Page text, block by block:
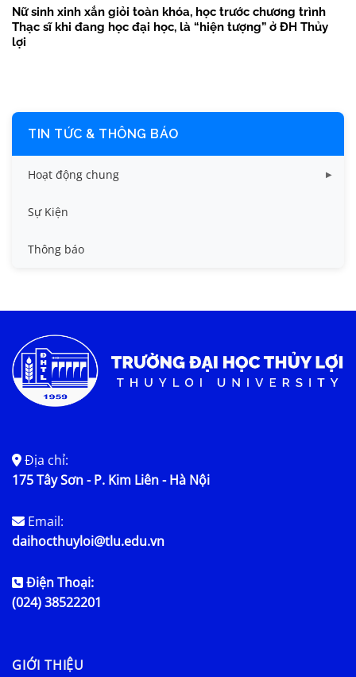
Nữ sinh xinh xắn giỏi toàn khóa, học trước chương trình
Thạc sĩ khi đang học đại học, là “hiện tượng” ở ĐH Thủy
lợi
TIN TỨC & THÔNG BÁO
Hoạt động chung
Tin công tác sinh viên
Tin đào tạo
Tin tức chung
Sự Kiện
Thông báo
Địa chỉ:
175 Tây Sơn - P. Kim Liên - Hà Nội
Email:
daihocthuyloi@tlu.edu.vn
Điện Thoại:
(024) 38522201
GIỚI THIỆU